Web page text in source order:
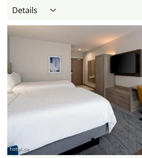
Details
hotel.de